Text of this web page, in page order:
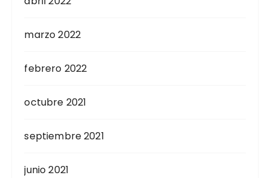
marzo 2022
febrero 2022
octubre 2021
septiembre 2021
junio 2021